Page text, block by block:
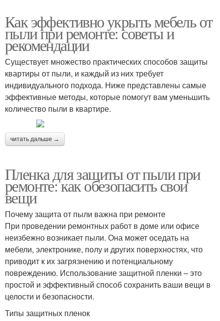
Как эффективно укрыть мебель от
пыли при ремонте: советы и
рекомендации
Существует множество практических способов защиты
квартиры от пыли, и каждый из них требует
индивидуального подхода. Ниже представлены самые
эффективные методы, которые помогут вам уменьшить
количество пыли в квартире.
читать дальше →
Пленка для защиты от пыли при
ремонте: как обезопасить свои
вещи
Почему защита от пыли важна при ремонте
При проведении ремонтных работ в доме или офисе
неизбежно возникает пыли. Она может оседать на
мебели, электронике, полу и других поверхностях, что
приводит к их загрязнению и потенциальному
повреждению. Использование защитной пленки – это
простой и эффективный способ сохранить ваши вещи в
целости и безопасности.
Типы защитных пленок